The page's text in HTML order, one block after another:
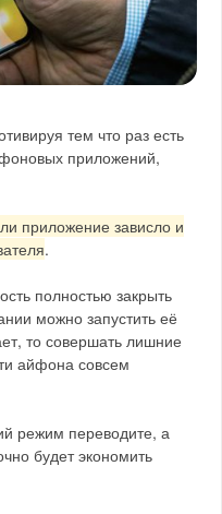
тем что раз есть
приложений,
приложение зависло и
.
полностью закрыть
можно запустить её
то совершать лишние
айфона совсем
режим переводите, а
будет экономить